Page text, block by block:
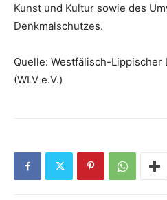
Kunst und Kultur sowie des
Denkmalschutzes.
Quelle: Westfälisch-
(WLV e.V.)